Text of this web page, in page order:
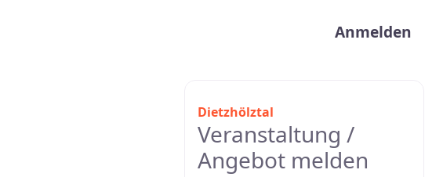
User
Anmelden
Dietzhölztal
Veranstaltung /
Angebot melden